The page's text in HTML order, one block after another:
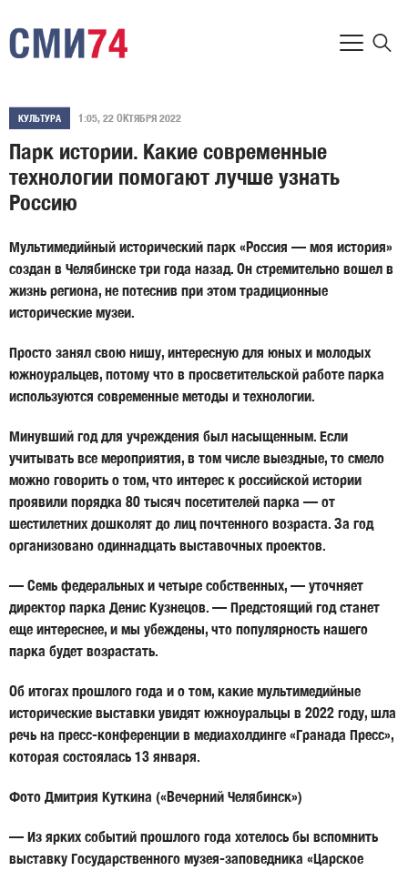
КУЛЬТУРА 1:05, 22 ОКТЯБРЯ 2022
Парк истории. Какие современные
технологии помогают лучше узнать
Россию
Мультимедийный исторический парк «Россия — моя история»
создан в Челябинске три года назад. Он стремительно вошел в
жизнь региона, не потеснив при этом традиционные
исторические музеи.
Просто занял свою нишу, интересную для юных и молодых
южноуральцев, потому что в просветительской работе парка
используются современные методы и технологии.
Минувший год для учреждения был насыщенным. Если
учитывать все мероприятия, в том числе выездные, то смело
можно говорить о том, что интерес к российской истории
проявили порядка 80 тысяч посетителей парка — от
шестилетних дошколят до лиц почтенного возраста. За год
организовано одиннадцать выставочных проектов.
— Семь федеральных и четыре собственных, — уточняет
директор парка Денис Кузнецов. — Предстоящий год станет
еще интереснее, и мы убеждены, что популярность нашего
парка будет возрастать.
Об итогах прошлого года и о том, какие мультимедийные
исторические выставки увидят южноуральцы в 2022 году, шла
речь на пресс-конференции в медиахолдинге «Гранада Пресс»,
которая состоялась 13 января.
Фото Дмитрия Куткина («Вечерний Челябинск»)
— Из ярких событий прошлого года хотелось бы вспомнить
выставку Государственного музея-заповедника «Царское